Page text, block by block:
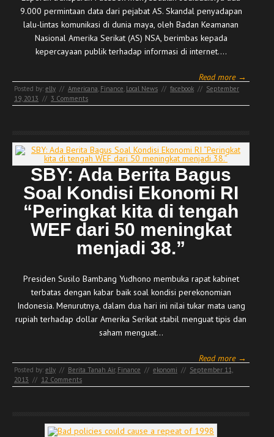
9.000 permintaan data dari pejabat AS. Skandal penyadapan
lalu-lintas komunikasi di dunia maya, oleh Badan Keamanan
Nasional Amerika Serikat (AS) NSA, berimbas kepada
kepercayaan publik terhadap informasi di internet.…
Read more →
Posted by: elly // Americana Finance Local News // facebook // September
19, 2013 // 3 Comments
SBY: Ada Berita Bagus
Soal Kondisi Ekonomi RI
“Peringkat kita di tengah
WEF dari 50 meningkat
menjadi 38.”
Presiden Susilo Bambang Yudhono membuka rapat kabinet
terbatas dengan kabar baik soal kondisi perekonomian
Indonesia. Menurutnya, dalam dua hari ini nilai tukar mata uang
rupiah terhadap dollar Amerika Serikat stabil menguat tipis dan
saham menguat…
Read more →
Posted by: elly // Berita Tanah Air, Finance // ekonomi // September 11,
2013 // 12 Comments